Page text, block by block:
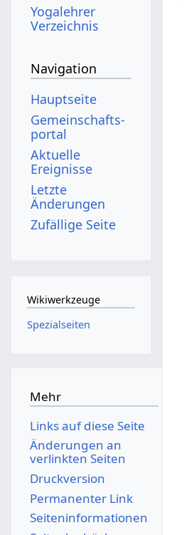
Yogalehrer
Verzeichnis
Navigation
Hauptseite
Gemeinschafts­
portal
Aktuelle
Ereignisse
Letzte
Änderungen
Zufällige Seite
Wikiwerkzeuge
Spezialseiten
Mehr
Links auf diese Seite
Änderungen an
verlinkten Seiten
Druckversion
Permanenter Link
Seiten­­informationen